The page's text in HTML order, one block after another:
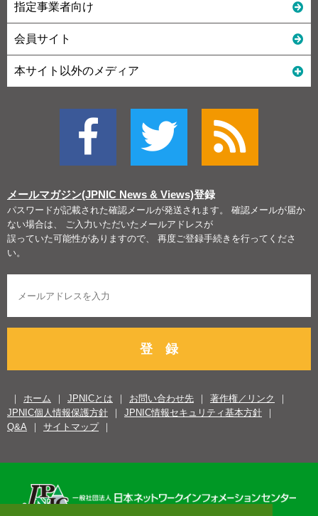
指定事業者向け
会員サイト
本サイト以外のメディア
メールマガジン(JPNIC News & Views)登録
パスワードが記載された確認メールが発送されます。 確認メールが届か
ない場合は、 ご入力いただいたメールアドレスが
誤っていた可能性がありますので、 再度ご登録手続きを行ってくださ
い。
登 録
ホーム JPNICとは お問い合わせ先
著作権／リンク
JPNIC個人情報保護方針
JPNIC情報セキュリティ基本方針
Q&A
サイトマップ